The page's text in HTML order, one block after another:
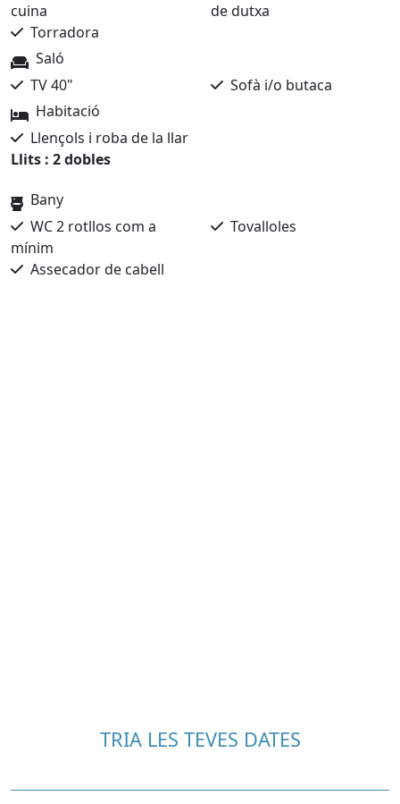
cuina
de dutxa
Torradora
Saló
TV 40"
Sofà i/o butaca
Habitació
Llençols i roba de la llar
Llits : 2 dobles
Bany
WC 2 rotllos com a
mínim
Tovalloles
Assecador de cabell
TRIA LES TEVES DATES